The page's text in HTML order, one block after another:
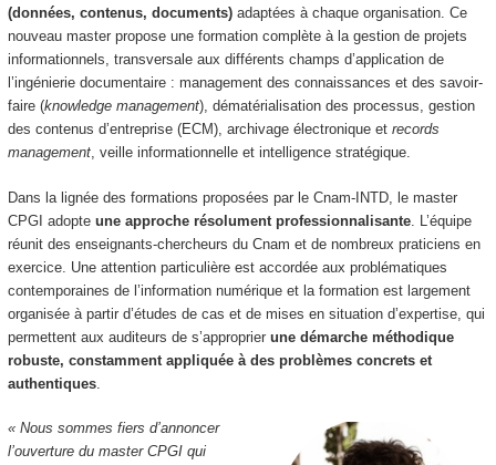
(données, contenus, documents)adaptées à chaque organisation. Ce
nouveau master propose une formation complète à la gestion de projets
informationnels, transversale aux différents champs d’application de
l’ingénierie documentaire : management des connaissances et des savoir-
faire (knowledge management), dématérialisation des processus, gestion
des contenus d’entreprise (ECM), archivage électronique et records
management, veille informationnelle et intelligence stratégique.
Dans la lignée des formations proposées par le Cnam-INTD, le master
CPGI adopte une approche résolument professionnalisante. L’équipe
réunit des enseignants-chercheurs du Cnam et de nombreux praticiens en
exercice. Une attention particulière est accordée aux problématiques
contemporaines de l’information numérique et la formation est largement
organisée à partir d’études de cas et de mises en situation d’expertise, qui
permettent aux auditeurs de s’approprierune démarche méthodique
robuste, constamment appliquée à des problèmes concrets et
authentiques.
« Nous sommes fiers d’annoncer
l’ouverture du master CPGI qui